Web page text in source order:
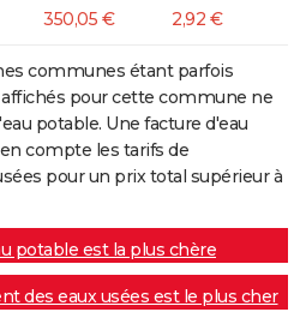
350,05 € 2,92 €
communes étant parfois
pour cette commune ne
potable. Une facture d'eau
compte les tarifs de
pour un prix total supérieur à
potable est la plus chère
des eaux usées est le plus cher